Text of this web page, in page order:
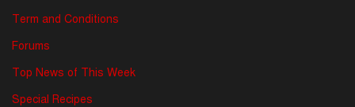
Term and Conditions
Forums
Top News of This Week
Special Recipes